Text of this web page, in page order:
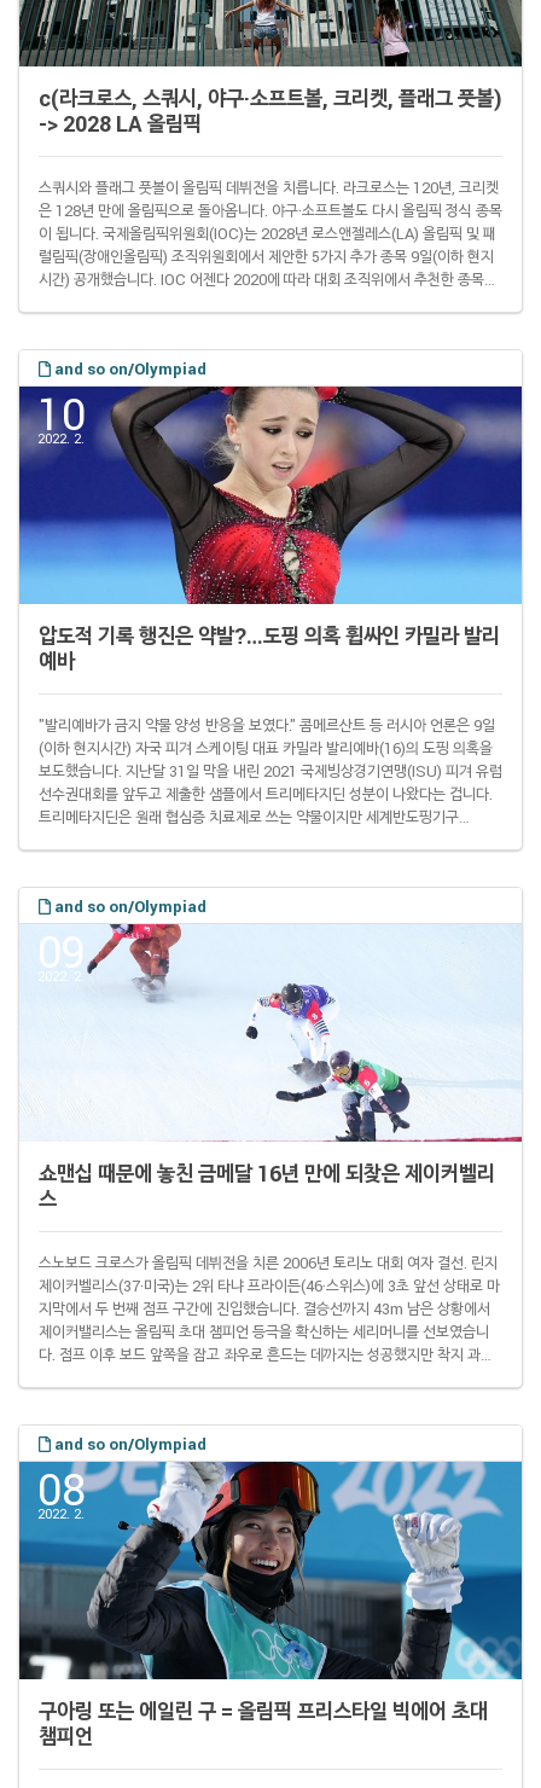
c(라크로스, 스쿼시, 야구·소프트볼, 크리켓, 플래그 풋볼)
-> 2028 LA 올림픽
스쿼시와 플래그 풋볼이 올림픽 데뷔전을 치릅니다. 라크로스는 120년, 크리켓
은 128년 만에 올림픽으로 돌아옵니다. 야구·소프트볼도 다시 올림픽 정식 종목
이 됩니다. 국제올림픽위원회(IOC)는 2028년 로스앤젤레스(LA) 올림픽 및 패
럴림픽(장애인올림픽) 조직위원회에서 제안한 5가지 추가 종목 9일(이하 현지
시간) 공개했습니다. IOC 어젠다 2020에 따라 대회 조직위에서 추천한 종목은
테(空手) △서핑 △스케이트보딩 △스포츠클라이밍 △야구·소프트볼이 추가
종목이었습니다. 내년 파리 대회 때는 가라테와 야구·소프트볼이 빠지는 대신
브레이킹이..
and so on/Olympiad
10
2022. 2.
압도적 기록 행진은 약발?…도핑 의혹 휩싸인 카밀라 발리
예바
"발리예바가 금지 약물 양성 반응을 보였다." 콤메르산트 등 러시아 언론은 9일
(이하 현지시간) 자국 피겨 스케이팅 대표 카밀라 발리예바(16)의 도핑 의혹을
보도했습니다. 지난달 31일 막을 내린 2021 국제빙상경기연맹(ISU) 피겨 유럽
선수권대회를 앞두고 제출한 샘플에서 트리메타지딘 성분이 나왔다는 겁니다.
트리메타지딘은 원래 협심증 치료제로 쓰는 약물이지만 세계반도핑기구
픽 이어 2022 베이징(北京) 겨울 올림픽에도 러시아올림픽위원회(ROC)라는
이름으로 참가하고 있습니다. 이런 상황에서 발리예바마저 도핑을 저질렀다면
러시아는 '약물 국가..
and so on/Olympiad
09
2022. 2.
쇼맨십 때문에 놓친 금메달 16년 만에 되찾은 제이커벨리
스
스노보드 크로스가 올림픽 데뷔전을 치른 2006년 토리노 대회 여자 결선. 린지
제이커벨리스(37·미국)는 2위 타냐 프라이든(46·스위스)에 3초 앞선 상태로 마
지막에서 두 번째 점프 구간에 진입했습니다. 결승선까지 43m 남은 상황에서
제이커밸리스는 올림픽 초대 챔피언 등극을 확신하는 세리머니를 선보였습니
다. 점프 이후 보드 앞쪽을 잡고 좌우로 흔드는 데까지는 성공했지만 착지 과정
에도 위치 자체는 제이커벨리스가 앞선 상태였지만 속력을 모두 잃은 상황 결국
뒤에서 따라오던 프라이든 마지막 점프대 앞에서 역전에 성공했습니다. 그러면
서 제이커벨리스는 다 잡..
and so on/Olympiad
08
2022. 2.
구아링 또는 에일린 구 = 올림픽 프리스타일 빅에어 초대
챔피언